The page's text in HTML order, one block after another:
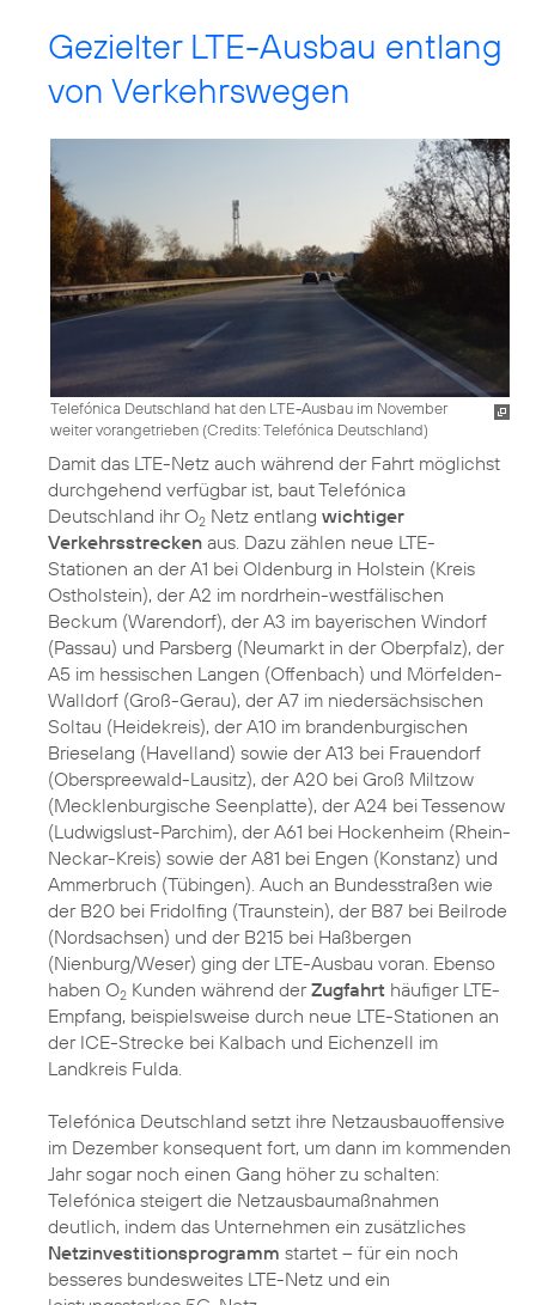
Gezielter LTE-Ausbau entlang
von Verkehrswegen
Telefónica Deutschland hat den LTE-Ausbau im November
weiter vorangetrieben (Credits: Telefónica Deutschland)
Damit das LTE-Netz auch während der Fahrt möglichst
durchgehend verfügbar ist, baut Telefónica
Deutschland ihr O2 Netz entlang wichtiger
Verkehrsstrecken aus. Dazu zählen neue LTE-
Stationen an der A1 bei Oldenburg in Holstein (Kreis
Ostholstein), der A2 im nordrhein-westfälischen
Beckum (Warendorf), der A3 im bayerischen Windorf
(Passau) und Parsberg (Neumarkt in der Oberpfalz), der
A5 im hessischen Langen (Offenbach) und Mörfelden-
Walldorf (Groß-Gerau), der A7 im niedersächsischen
Soltau (Heidekreis), der A10 im brandenburgischen
Brieselang (Havelland) sowie der A13 bei Frauendorf
(Oberspreewald-Lausitz), der A20 bei Groß Miltzow
(Mecklenburgische Seenplatte), der A24 bei Tessenow
(Ludwigslust-Parchim), der A61 bei Hockenheim (Rhein-
Neckar-Kreis) sowie der A81 bei Engen (Konstanz) und
Ammerbruch (Tübingen). Auch an Bundesstraßen wie
der B20 bei Fridolfing (Traunstein), der B87 bei Beilrode
(Nordsachsen) und der B215 bei Haßbergen
(Nienburg/Weser) ging der LTE-Ausbau voran. Ebenso
haben O2 Kunden während derZugfahrt häufiger LTE-
Empfang, beispielsweise durch neue LTE-Stationen an
der ICE-Strecke bei Kalbach und Eichenzell im
Landkreis Fulda.
Telefónica Deutschland setzt ihre Netzausbauoffensive
im Dezember konsequent fort, um dann im kommenden
Jahr sogar noch einen Gang höher zu schalten:
Telefónica steigert die Netzausbaumaßnahmen
deutlich, indem das Unternehmen ein zusätzliches
Netzinvestitionsprogramm startet – für ein noch
besseres bundesweites LTE-Netz und ein